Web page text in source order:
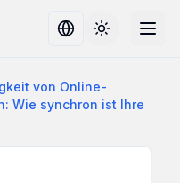
Toggle
von Online-
Wie synchron ist Ihre